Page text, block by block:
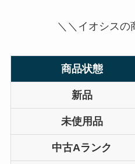
＼＼イオシスの
商品状態
新品
未使用品
中古Aランク